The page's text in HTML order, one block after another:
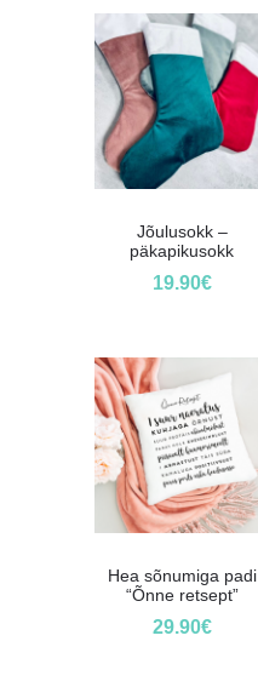
Jõulusokk –
päkapikusokk
19.90€
Hea sõnumiga padi
“Õnne retsept”
29.90€